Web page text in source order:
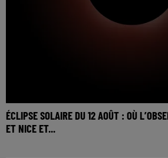
ÉCLIPSE SOLAIRE DU 12 AOÛT : OÙ
ET NICE ET...